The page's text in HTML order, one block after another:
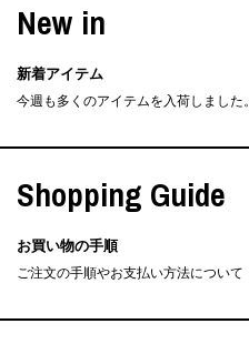
New in
新着アイテム
今週も多くのアイテムを入荷しました。
Shopping Guide
お買い物の手順
ご注文の手順やお支払い方法について